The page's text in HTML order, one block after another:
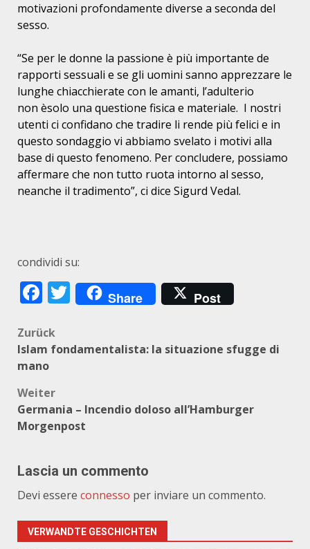
motivazioni profondamente diverse a seconda del
sesso.
“Se per le donne la passione è più importante de
rapporti sessuali e se gli uomini sanno apprezzare le
lunghe chiacchierate con le amanti, l’adulterio
non èsolo una questione fisica e materiale. I nostri
utenti ci confidano che tradire li rende più felici e in
questo sondaggio vi abbiamo svelato i motivi alla
base di questo fenomeno. Per concludere, possiamo
affermare che non tutto ruota intorno al sesso,
neanche il tradimento”, ci dice Sigurd Vedal.
condividi su:
Facebook
Twitter
Share Post
Beitragsnavigation
Zurück
Islam fondamentalista: la situazione sfugge di
mano
Weiter
Germania – Incendio doloso all’Hamburger
Morgenpost
Lascia un commento
Devi essere connesso per inviare un commento.
VERWANDTE GESCHICHTEN